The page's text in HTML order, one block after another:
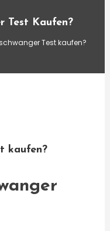
Test Kaufen?
Test kaufen?
kaufen?